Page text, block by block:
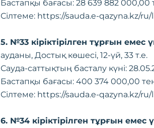
Бастапқы бағасы: 28 639 882 000,00
Сілтеме: https://sauda.e-qazyna.kz/
5. №33 кіріктірілген тұрғын
ауданы, Достық көшесі, 12-үй, 33 т.е.
Сауда-саттықтың басталу күні:
Бастапқы бағасы: 400 374 000,00
Сілтеме: https://sauda.e-qazyna.kz/
6. №34 кіріктірілген тұрғын